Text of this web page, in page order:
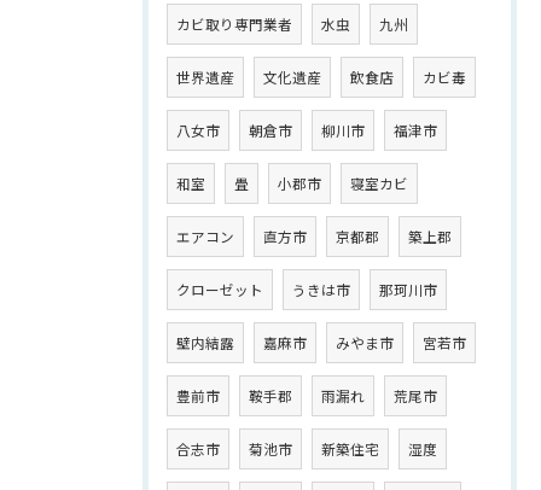
カビ取り専門業者 水虫 九州
世界遺産 文化遺産 飲食店 カビ毒
八女市 朝倉市 柳川市 福津市
和室 畳 小郡市 寝室カビ
エアコン 直方市 京都郡 築上郡
クローゼット うきは市 那珂川市
壁内結露 嘉麻市 みやま市 宮若市
豊前市 鞍手郡 雨漏れ 荒尾市
合志市 菊池市 新築住宅 湿度